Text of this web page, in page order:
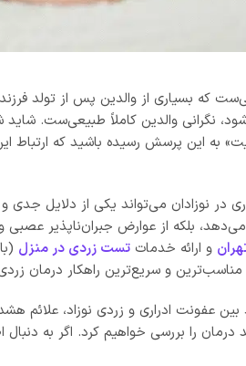
که بسیاری از والدین پس از تولد
نگرانی والدین کاملاً طبیعی‌ست.
به این پرسش رسیده باشید که
در نوزادان می‌تواند یکی از دلایل
می‌دهد، بلکه از عوارض جبران‌ناپذیر
و ارائه خدمات تست زردی در منزل
و سریع‌ترین راهکار درمان
بین عفونت ادراری و زردی نوزاد،
درمان را بررسی خواهیم کرد. اگر به